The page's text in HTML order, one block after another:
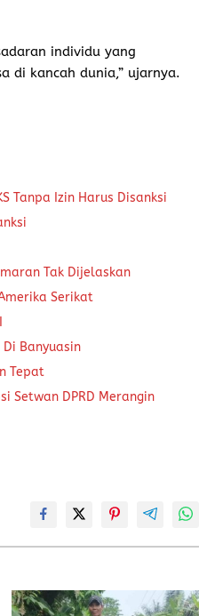
individu yang
di kancah dunia,” ujarnya.
Tanpa Izin Harus Disanksi
Tak Dijelaskan
Serikat
Banyuasin
Tepat
Setwan DPRD Merangin